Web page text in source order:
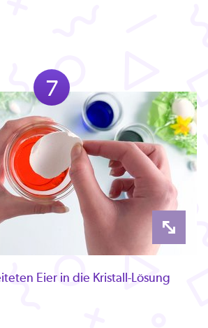
7
Eier in die Kristall-Lösung